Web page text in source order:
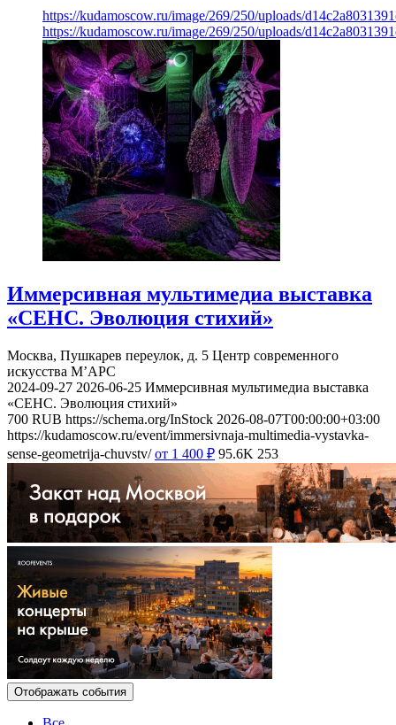
https://kudamoscow.ru/image/269/250/uploads/
https://kudamoscow.ru/image/269/250/uploads/
Иммерсивная мультимедиа выставка
«СЕНС. Эволюция стихий»
Москва, Пушкарев переулок, д. 5 Центр современного
искусства М’АРС
2024-09-27 2026-06-25 Иммерсивная мультимедиа выставка
«СЕНС. Эволюция стихий»
700 RUB https://schema.org/InStock 2026-08-07T00:00:00+03:00
https://kudamoscow.ru/event/immersivnaja-multimedia-vystavka-
sense-geometrija-chuvstv/ от 1 400 ₽ 95.6K 253
Отображать события